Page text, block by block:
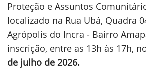
Proteção e Assuntos
localizado na Rua Ubá, Quadra
Agrópolis do Incra - Bairro
inscrição, entre as 13h às 17h,
de julho de 2026.